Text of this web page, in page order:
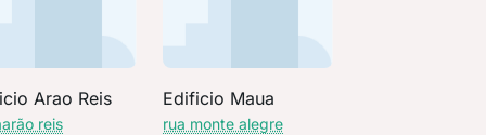
Arao Reis
reis
Edificio Maua
rua monte alegre